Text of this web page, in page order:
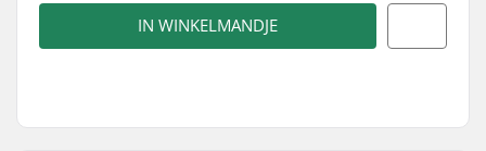
IN WINKELMANDJE